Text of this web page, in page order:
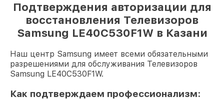
Подтверждения авторизации для
восстановления Телевизоров
Samsung LE40C530F1W в Казани
Наш центр Samsung имеет всеми обязательными
разрешениями для обслуживания Телевизоров
Samsung LE40C530F1W.
Как подтверждаем профессионализм: